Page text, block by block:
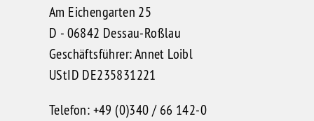
Am Eichengarten 25
D - 06842 Dessau-Roßlau
Geschäftsführer: Annet Loibl
UStID DE235831221
Telefon: +49 (0)340 / 66 142-0